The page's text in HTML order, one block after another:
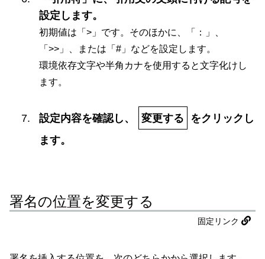
設定します。
初期値は「>」です。そのほかに、「：」、
「>>」、または「#」などを設定します。
環境依存文字や半角カナを使用すると文字化けし
ます。
設定内容を確認し、 変更する
をクリックし
ます。
署名の位置を変更する
固定リンク